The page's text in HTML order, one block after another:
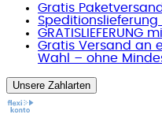
Gratis
Speditionslieferung
Gratis Versand an
Wahl – ohne
Unsere Zahlarten